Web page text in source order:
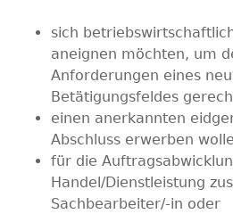
sich
aneignen möchten, um
Anforderungen eines
Betätigungsfeldes
einen anerkannten
Abschluss erwerben
für die
Handel/Dienstleistung
Sachbearbeiter/-in oder